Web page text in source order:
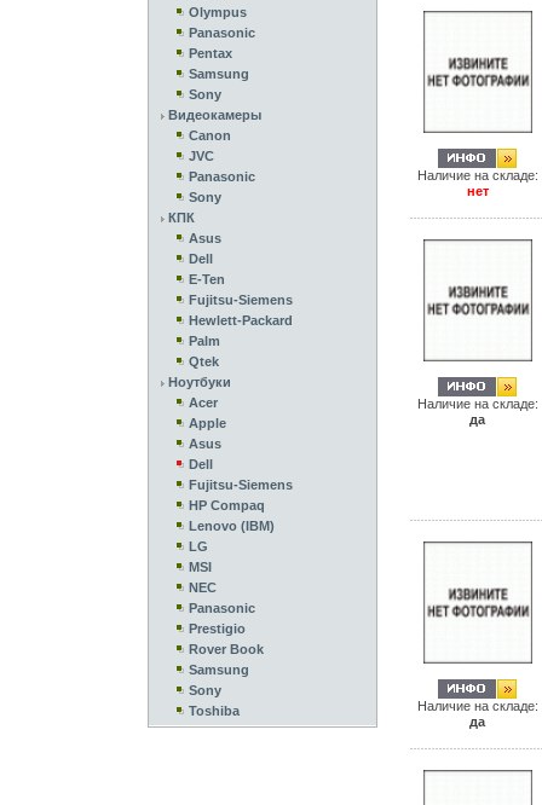
Olympus
Panasonic
Pentax
Samsung
Sony
Видеокамеры
Canon
JVC
Panasonic
Sony
КПК
Asus
Dell
E-Ten
Fujitsu-Siemens
Hewlett-Packard
Palm
Qtek
Ноутбуки
Acer
Apple
Asus
Dell
Fujitsu-Siemens
HP Compaq
Lenovo (IBM)
LG
MSI
NEC
Panasonic
Prestigio
Rover Book
Samsung
Sony
Toshiba
Наличие на складе:
нет
Наличие на складе:
да
Наличие на складе:
да